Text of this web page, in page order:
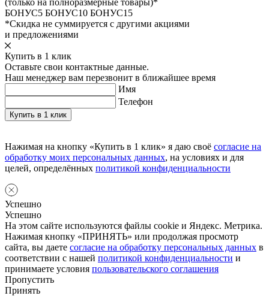
БОНУС5 БОНУС10 БОНУС15
*Скидка не суммируется с другими акциями
и предложениями
Купить в 1 клик
Оставьте свои контактные данные.
Наш менеджер вам перезвонит в ближайшее время
Имя
Телефон
Нажимая на кнопку «Купить в 1 клик» я даю своё согласие на
обработку моих персональных данных, на условиях и для
целей, определённых политикой конфиденциальности
Успешно
Успешно
На этом сайте используются файлы cookie и Яндекс. Метрика.
Нажимая кнопку «ПРИНЯТЬ» или продолжая просмотр
сайта, вы даете согласие на обработку персональных данных в
соответствии с нашей политикой конфиденциальности и
принимаете условия пользовательского соглашения
Пропустить
Принять